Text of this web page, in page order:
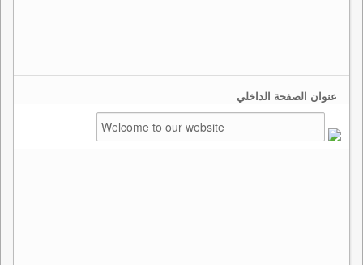
عنوان الصفحة الداخلي